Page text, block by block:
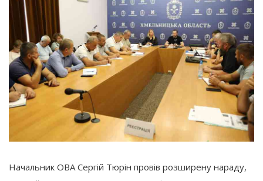
Начальник ОВА Сергій Тюрін провів розширену нараду,